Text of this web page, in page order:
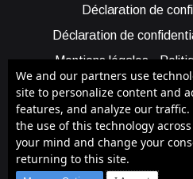
Déclaration de
Déclaration de
Mentions légales
Cookie Policy (AUS)
Qui sommes-nous ?
Bénéficier
We and our partners use
site to personalize content and
features, and analyze our
the use of this technology
your mind and change your
returning to this site.